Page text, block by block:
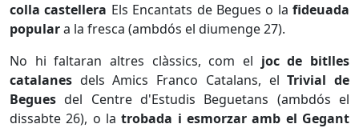
colla castellera Els Encantats de Begues o la fideuada
populara la fresca (ambdós el diumenge 27).
No hi faltaran altres clàssics, com el joc de bitlles
catalanes dels Amics Franco Catalans, elTrivial de
Begues del Centre d'Estudis Beguetans (ambdós el
dissabte 26), o latrobada i esmorzar amb el Gegant